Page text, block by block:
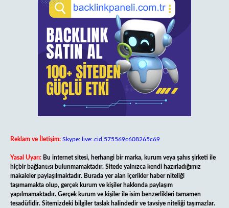
Reklam ve İletişim: Skype: live:.cid.575569c608265c69
Yasal Uyarı: Bu internet sitesi, herhangi bir marka, kurum veya şahıs şirketi ile
hiçbir bağlantısı bulunmamaktadır. Sitede yalnızca kendi hazırladığımız
makaleler paylaşılmaktadır. Burada yer alan içerikler haber niteliği
taşımamakta olup, gerçek kurum ve kişiler hakkında paylaşım
yapılmamaktadır. Gerçek kurum ve kişiler ile isim benzerlikleri tamamen
tesadüfidir. Sitemizdeki bilgiler taslak halindedir ve tavsiye niteliği taşımazlar.